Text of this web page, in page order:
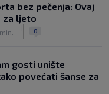
bez pečenja: Ovaj
za ljeto
0
gosti unište
povećati šanse za